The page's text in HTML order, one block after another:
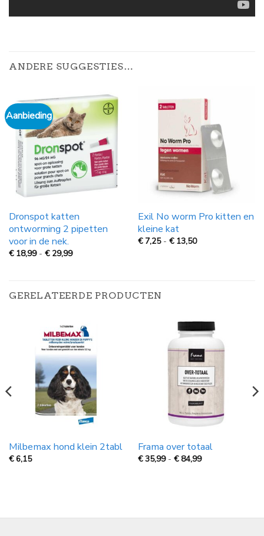
ANDERE SUGGESTIES…
Aanbieding
Dronspot katten
ontworming 2 pipetten
voor in de nek.
€ 18,99 - € 29,99Prijsklasse:
29,99
Exil No worm Pro kitten en
kleine kat
€ 7,25 - € 13,50Prijsklasse:
GERELATEERDE PRODUCTEN
Milbemax hond klein 2tabl
€6,15
Frama over totaal
€35,99 - €84,99Prijsklasse: